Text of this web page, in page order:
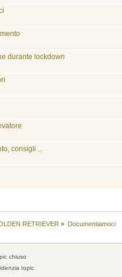
durante lockdown
consigli ...
RETRIEVER » Documentiamoci
chiuso
topic